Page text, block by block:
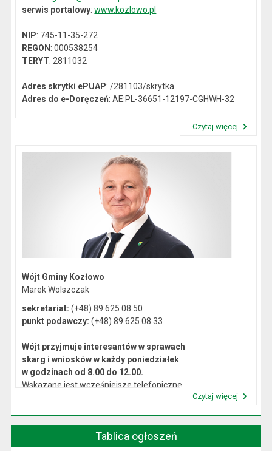
serwis portalowy:www.kozlowo.pl
NIP: 745-11-35-272
REGON: 000538254
TERYT: 2811032
Adres skrytki ePUAP: /281103/skrytka
Adres do e-Doręczeń: AE:PL-36651-12197-CGHWH-32
Czytaj więcej
Wójt Gminy Kozłowo
Marek Wolszczak
sekretariat: (+48) 89 625 08 50
punkt podawczy: (+48) 89 625 08 33
Wójt przyjmuje interesantów w sprawach
skarg i wniosków w każdy poniedziałek
w godzinach od 8.00 do 12.00.
Wskazane jest wcześniejsze telefoniczne
Czytaj więcej
Tablica ogłoszeń